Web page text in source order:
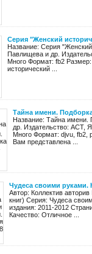
Серия "Женский
Название: Серия
Павлищева и др.
Много Формат: fb2
исторический ...
Тайна имени.
Название: Тайна имени.
др. Издательство: АСТ,
Много Формат: djvu, fb2,
Вам представлена ...
Чудеса своими руками.
Автор: Коллектив
книг) Серия: Чудеса
издания: 2011-2012
Качество: Отличное ...